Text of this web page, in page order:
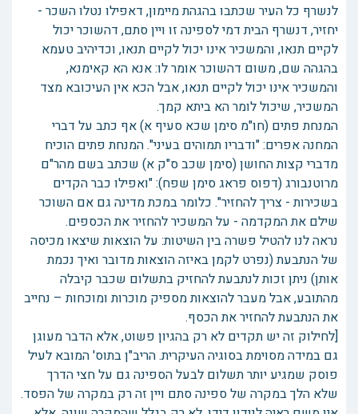
לנשרף כל העיר שכתבו בהגהת מיימון, דאפילו נטלו השכר -
יחזיר, דנשרף הבית דמי לספינה זו ויין סתם, דהשוכר יכול
לקיים תנאו, והמשכיר אינו יכול לקיים תנאו, וכדיהיב טעמא
בהגהה שם, משום דהשוכר אומר לו: אנא הא קאימנא,
והמשכיר אינו יכול לקיים תנאו, אבל הכא אין העיכובא מצד
המשכיר, שיכול לומר הא ביתא קמך.
המנחת פתים (חו"מ סימן שכא סעיף א) אף כתב על דברי
המחנה אפרים: "ודבריו תמוהים בעיני". המנחת פתים הוכיח
מדברי קצות החושן (סימן שכב ס"ק א) שכתב בשם מהר"ם
מרוטנבורג (דפוס פראג סימן שפח): "ואפילו כבר הקדים
בשכירות - צריך להחזיר". כלומר במכת מדינה גם אם השוכר
שילם את המקדמה - על המשכיר להחזיר את הכספים.
נראה לנו להטיל פשרה בין השיטות: על הוצאות שיצאו מכיסה
של הנתבעת (נפרט לקמן באיזה הוצאות מדובר ואיך נכמת
אותן) ניתן זכות לנתבעת להחזיק בתשלום שכבר קיבלה
מהתובע, אבל מעבר להוצאות מספיק מוכרות ומוכחות – נחייב
את הנתבעת להחזיר את הכסף.
[לחילוק זה יש תקדים לא רק בהגיון פשוט, אלא הדבר מעוגן
גם במידה מסוימת בסוגיה העיקרית. הריב"ן בתוס' המובא לעיל
פוסק שמגיע יותר תשלום לבעל הספינה גם על חצי הדרך
שלא הלך במקרה של ספינה סתם ויין זה רק במקרה של הפסד.